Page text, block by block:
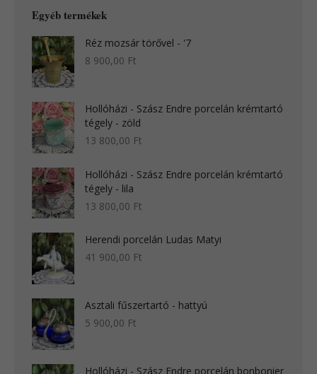
Egyéb termékek
Réz mozsár törővel - '7
8 900,00 Ft
Hollóházi - Szász Endre porcelán krémtartó
tégely - zöld
13 800,00 Ft
Hollóházi - Szász Endre porcelán krémtartó
tégely - lila
13 800,00 Ft
Herendi porcelán Ludas Matyi
41 900,00 Ft
Asztali fűszertartó - hattyú
5 900,00 Ft
Hollóházi - Szász Endre porcelán bonbonier